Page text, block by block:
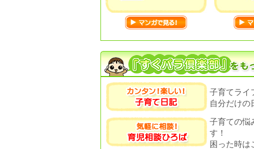
子育てライ
自分だけの
子育ての悩
す！
困った時は